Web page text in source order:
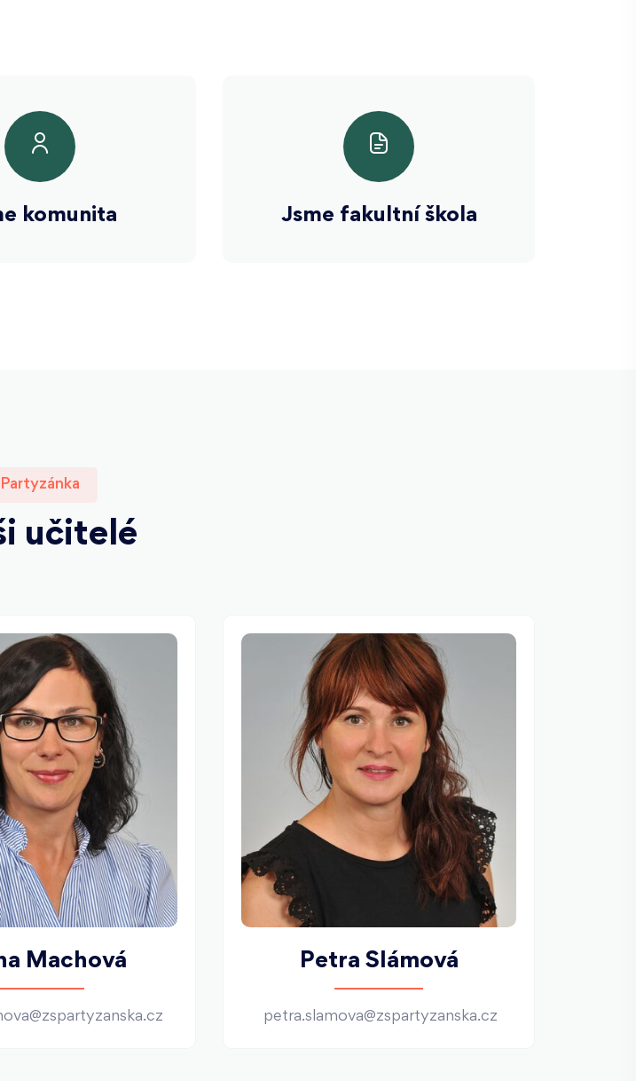
komunita Jsme fakultní škola
Partyzánka
učitelé
Machová Petra Slámová
petra.slamova@zspartyzanska.cz